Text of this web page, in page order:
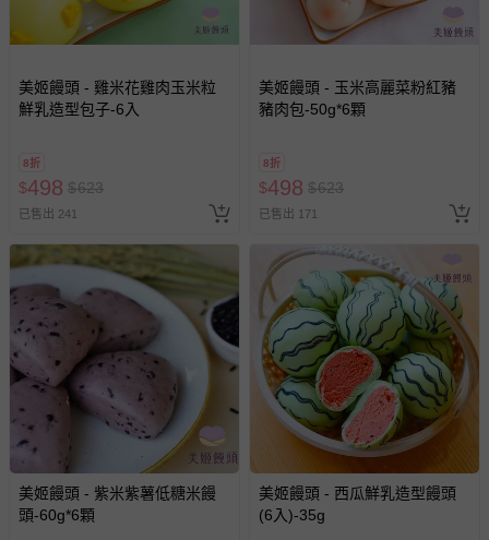
美姬饅頭 - 雞米花雞肉玉米粒
鮮乳造型包子-6入
8折
$498 $623
已售出 241
美姬饅頭 - 玉米高麗菜粉紅豬
豬肉包-50g*6顆
8折
$498 $623
已售出 171
美姬饅頭 - 紫米紫薯低糖米饅
頭-60g*6顆
美姬饅頭 - 西瓜鮮乳造型饅頭
(6入)-35g